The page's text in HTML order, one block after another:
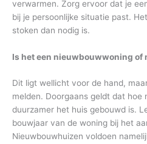
verwarmen. Zorg ervoor dat je
bij je persoonlijke situatie past.
stoken dan nodig is.
Is het een nieuwbouwwoning of
Dit ligt wellicht voor de hand,
melden. Doorgaans geldt dat hoe
duurzamer het huis gebouwd is.
bouwjaar van de woning bij het
Nieuwbouwhuizen voldoen